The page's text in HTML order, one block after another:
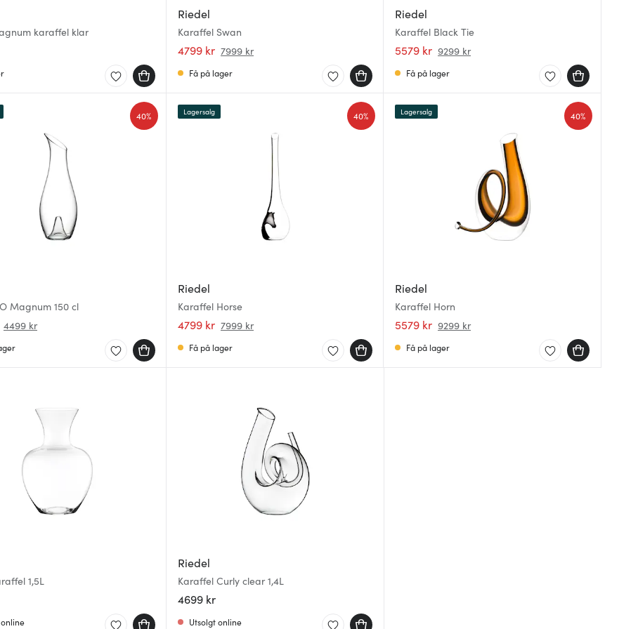
karaffel klar
Riedel
Karaffel Swan
4799 kr 7999 kr
Få på lager
Riedel
Karaffel Black Tie
5579 kr 9299 kr
Få på lager
Magnum 150 cl
4499 kr
40%
Riedel
Karaffel Horse
4799 kr 7999 kr
40%
Lagersalg
Få på lager
Riedel
Karaffel Horn
5579 kr 9299 kr
40%
Lagersalg
Få på lager
1,5L
Riedel
Karaffel Curly clear 1,4L
4699 kr
Utsolgt online